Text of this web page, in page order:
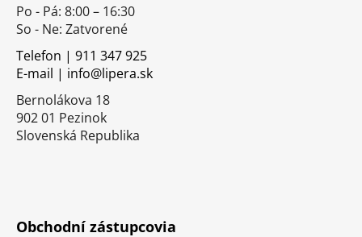
Po - Pá: 8:00 – 16:30
So - Ne: Zatvorené
Telefon | 911 347 925
E-mail | info@lipera.sk
Bernolákova 18
902 01 Pezinok
Slovenská Republika
Obchodní zástupcovia